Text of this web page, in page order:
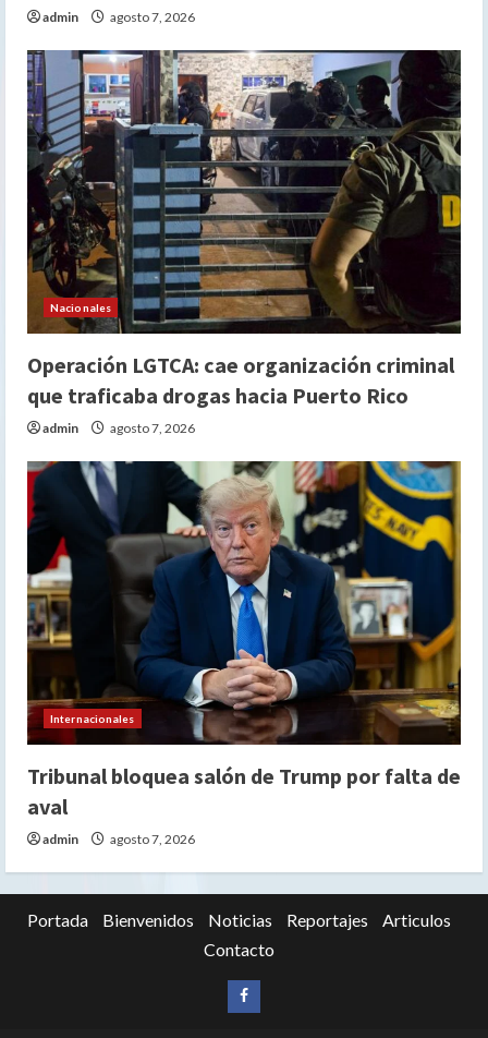
admin agosto 7, 2026
Nacionales
Operación LGTCA: cae organización criminal
que traficaba drogas hacia Puerto Rico
admin agosto 7, 2026
Internacionales
Tribunal bloquea salón de Trump por falta de
aval
admin agosto 7, 2026
Portada Bienvenidos Noticias Reportajes
Articulos
Contacto
Siganos